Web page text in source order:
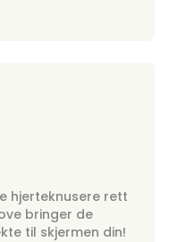
hjerteknusere rett
bringer de
til skjermen din!